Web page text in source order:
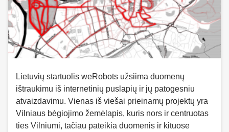
Lietuvių startuolis weRobots užsiima duomenų
ištraukimu iš internetinių puslapių ir jų patogesniu
atvaizdavimu. Vienas iš viešai prieinamų projektų yra
Vilniaus bėgiojimo žemėlapis, kuris nors ir centruotas
ties Vilniumi, tačiau pateikia duomenis ir kituose